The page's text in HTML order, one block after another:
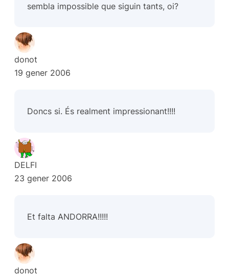
sembla impossible que siguin tants, oi?
donot
19 gener 2006
Doncs si. És realment impressionant!!!!
DELFI
23 gener 2006
Et falta ANDORRA!!!!!
donot